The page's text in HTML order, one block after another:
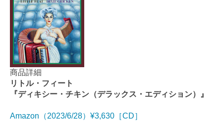
商品詳細
リトル・フィート
『ディキシー・チキン（デラックス・エディション）』
Amazon（2023/6/28）¥3,630［CD］